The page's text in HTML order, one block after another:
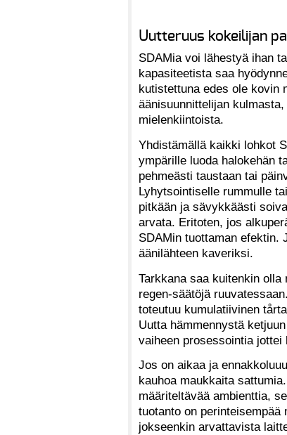
Uutteruus kokeilijan
SDAMia voi lähestyä ihan
kapasiteetista saa
kutistettuna edes ole kovin
äänisuunnittelijan
mielenkiintoista.
Yhdistämällä kaikki lohkot
ympärille luoda halokehän
pehmeästi taustaan tai
Lyhytsointiselle rummulle
pitkään ja sävykkäästi
arvata. Eritoten, jos
SDAMin tuottaman efektin.
äänilähteen kaveriksi.
Tarkkana saa kuitenkin
regen-säätöjä
toteutuu kumulatiivinen
Uutta hämmennystä
vaiheen prosessointia
Jos on aikaa ja
kauhoa maukkaita
määriteltävää ambienttia,
tuotanto on
jokseenkin arvattavista